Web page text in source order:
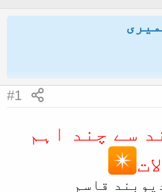
ر
آ
ز
#1
سے چند اہم
قاسم